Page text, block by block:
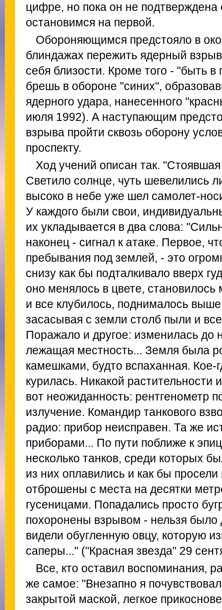
цифре, но пока он не
остановимся на первой.
Обороняющимся предстояло в
блиндажах пережить ядерный
себя близости. Кроме того - "быть в
брешь в обороне "синих",
ядерного удара, нанесенного
июля 1992). А наступающим
взрыва пройти сквозь оборону
проспекту.
Ход учений описан так.
Светило солнце, чуть шевелились
высоко в небе уже шел самолет-
У каждого были свои,
их укладывается в два слова:
наконец - сигнал к атаке. Первое,
пребывания под землей, - это
снизу как бы подталкивало вверх
оно менялось в цвете,
и все клубилось, поднималось
засасывая с земли столб пыли и
Поражало и другое: изменилась до
лежащая местность... Земля была
камешками, будто вспаханная.
курилась. Никакой растительности
вот неожиданность: рентгенометр
излучение. Командир танкового
радио: прибор неисправен. Та же
приборами... По пути поближе к
несколько танков, среди которых
из них оплавились и как бы
отброшены с места на десятки
гусеницами. Попадались просто
похоронены взрывом - нельзя было
видели обугленную овцу, которую
саперы..." ("Красная звезда" 29
Все, кто оставил воспоминания,
же самое: "Внезапно я
закрытой маской, легкое